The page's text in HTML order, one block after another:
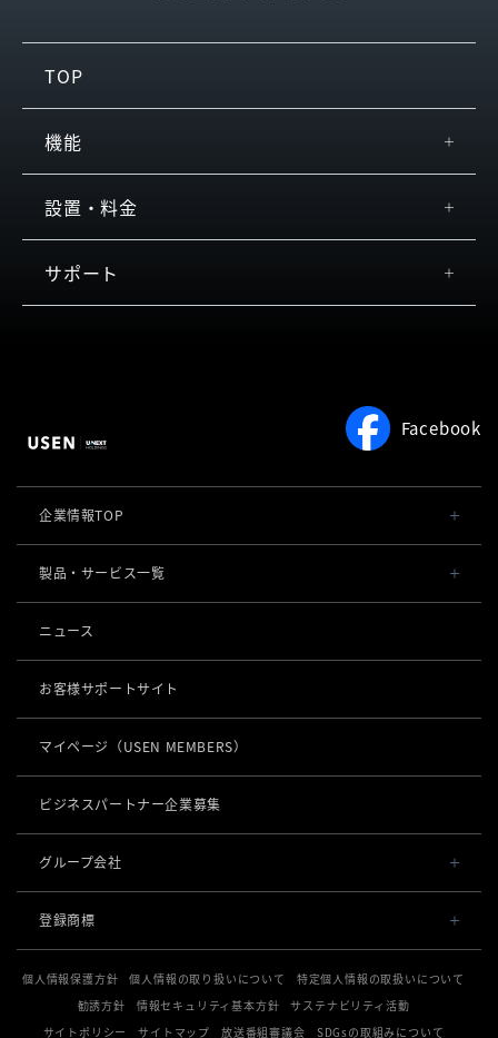
TOP
機能
設置・料金
スペック
お客さまの声
サポート
Facebook
企業情報TOP
会社概要・役員一覧
社長メッセージ
事業所一覧
店舗DX
サスティナビリティ
採用情報
製品・サービス一覧
POSレジ 他
USENセルフレジ
USENレジTAB STORE
勤怠管理「USEN スタッフシフト」
オーダーシステム
USEN ハンディ
USEN Mobile Order
USEN Tablet Order
USEN Order & Pay
キャッシュレス決済
USEN PAY
USEN PAY
USEN PAY ENTRY
USEN PAY QR
ロボティクス
KettyBot Pro（配膳）
BellaBot Pro（配膳）
PUDU CC1（清掃）
USEN SMART RESERVE
ヒトサラ
SAVOR JAPAN
アプリンク
USEN MUSIC Entertainment
OTORAKU -音・楽-
通信
USEN AIR UNLIMITED
電話
導入事例
ニュース
お客様サポートサイト
マイページ （USEN MEMBERS）
ビジネスパートナー企業募集
グループ会社
USEN & U-NEXT GROUP
株式会社 U-NEXT HOLDINGS
登録商標
登録第７０２６８８０号
登録第６６５８３１３号
登録第６６１８６０３号
個人情報保護方針 個人情報の取り扱いについて
特定個人情報の取扱いについて
勧誘方針
情報セキュリティ基本方針
サステナビリティ活動
サイトポリシー
サイトマップ 放送番組審議会 SDGsの取組みについて